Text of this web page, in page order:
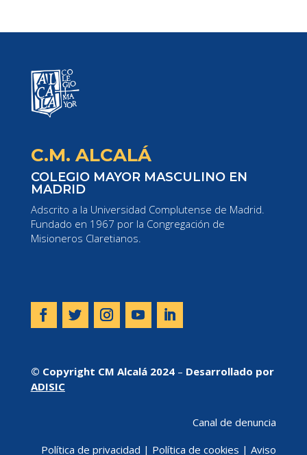
C.M. ALCALÁ
COLEGIO MAYOR MASCULINO EN
MADRID
Adscrito a la Universidad Complutense de Madrid.
Fundado en 1967 por la Congregación de
Misioneros Claretianos.
© Copyright CM Alcalá 2024– Desarrollado por
ADISIC
Canal de denuncia
Política de privacidad | Política de cookies |Aviso